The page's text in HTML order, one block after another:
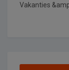
Vakanties